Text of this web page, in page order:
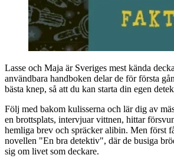
Lasse och Maja är Sveriges mest kända
användbara handboken delar de för första
bästa knep, så att du kan starta din egen
Följ med bakom kulisserna och lär dig av
en brottsplats, intervjuar vittnen, hittar
hemliga brev och spräcker alibin. Men först
novellen "En bra detektiv", där de busiga
sig om livet som deckare.